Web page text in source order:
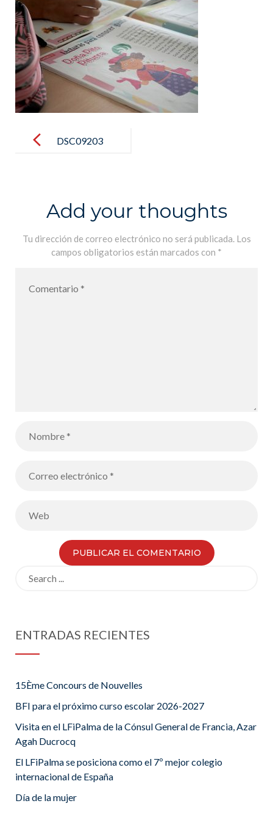
navigationDSC09203
Add your thoughts
Tu dirección de correo electrónico no será publicada. Los
campos obligatorios están marcados con *
ENTRADAS RECIENTES
15Ème Concours de Nouvelles
BFI para el próximo curso escolar 2026-2027
Visita en el LFiPalma de la Cónsul General de Francia, Azar
Agah Ducrocq
El LFiPalma se posiciona como el 7º mejor colegio
internacional de España
Día de la mujer